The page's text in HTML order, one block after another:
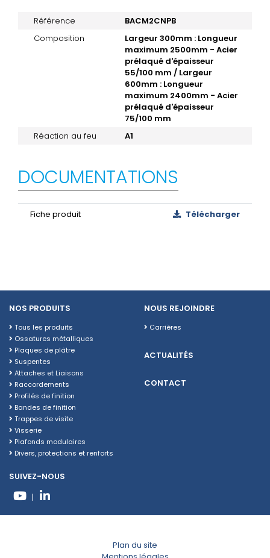
Référence
BACM2CNPB
Composition
Largeur 300mm : Longueur
maximum 2500mm - Acier
prélaqué d'épaisseur
55/100 mm / Largeur
600mm : Longueur
maximum 2400mm - Acier
prélaqué d'épaisseur
75/100 mm
Réaction au feu
A1
DOCUMENTATIONS
Fiche produit Télécharger
NOS PRODUITS
Tous les produits
Ossatures métalliques
Plaques de plâtre
Suspentes
Attaches et Liaisons
Raccordements
Profilés de finition
Bandes de finition
Trappes de visite
Visserie
Plafonds modulaires
Divers, protections et renforts
NOUS REJOINDRE
Carrières
ACTUALITÉS
CONTACT
SUIVEZ-NOUS
|
Plan du site